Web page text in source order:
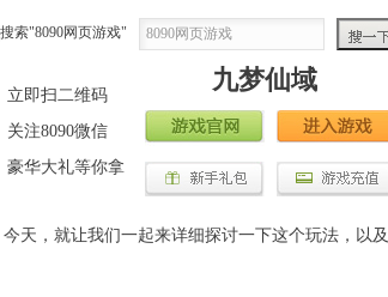
搜索"8090网页游戏"
立即扫二维码
关注8090微信
豪华大礼等你拿
九梦仙域
，就让我们一起来详细探讨一下这个玩法，以及